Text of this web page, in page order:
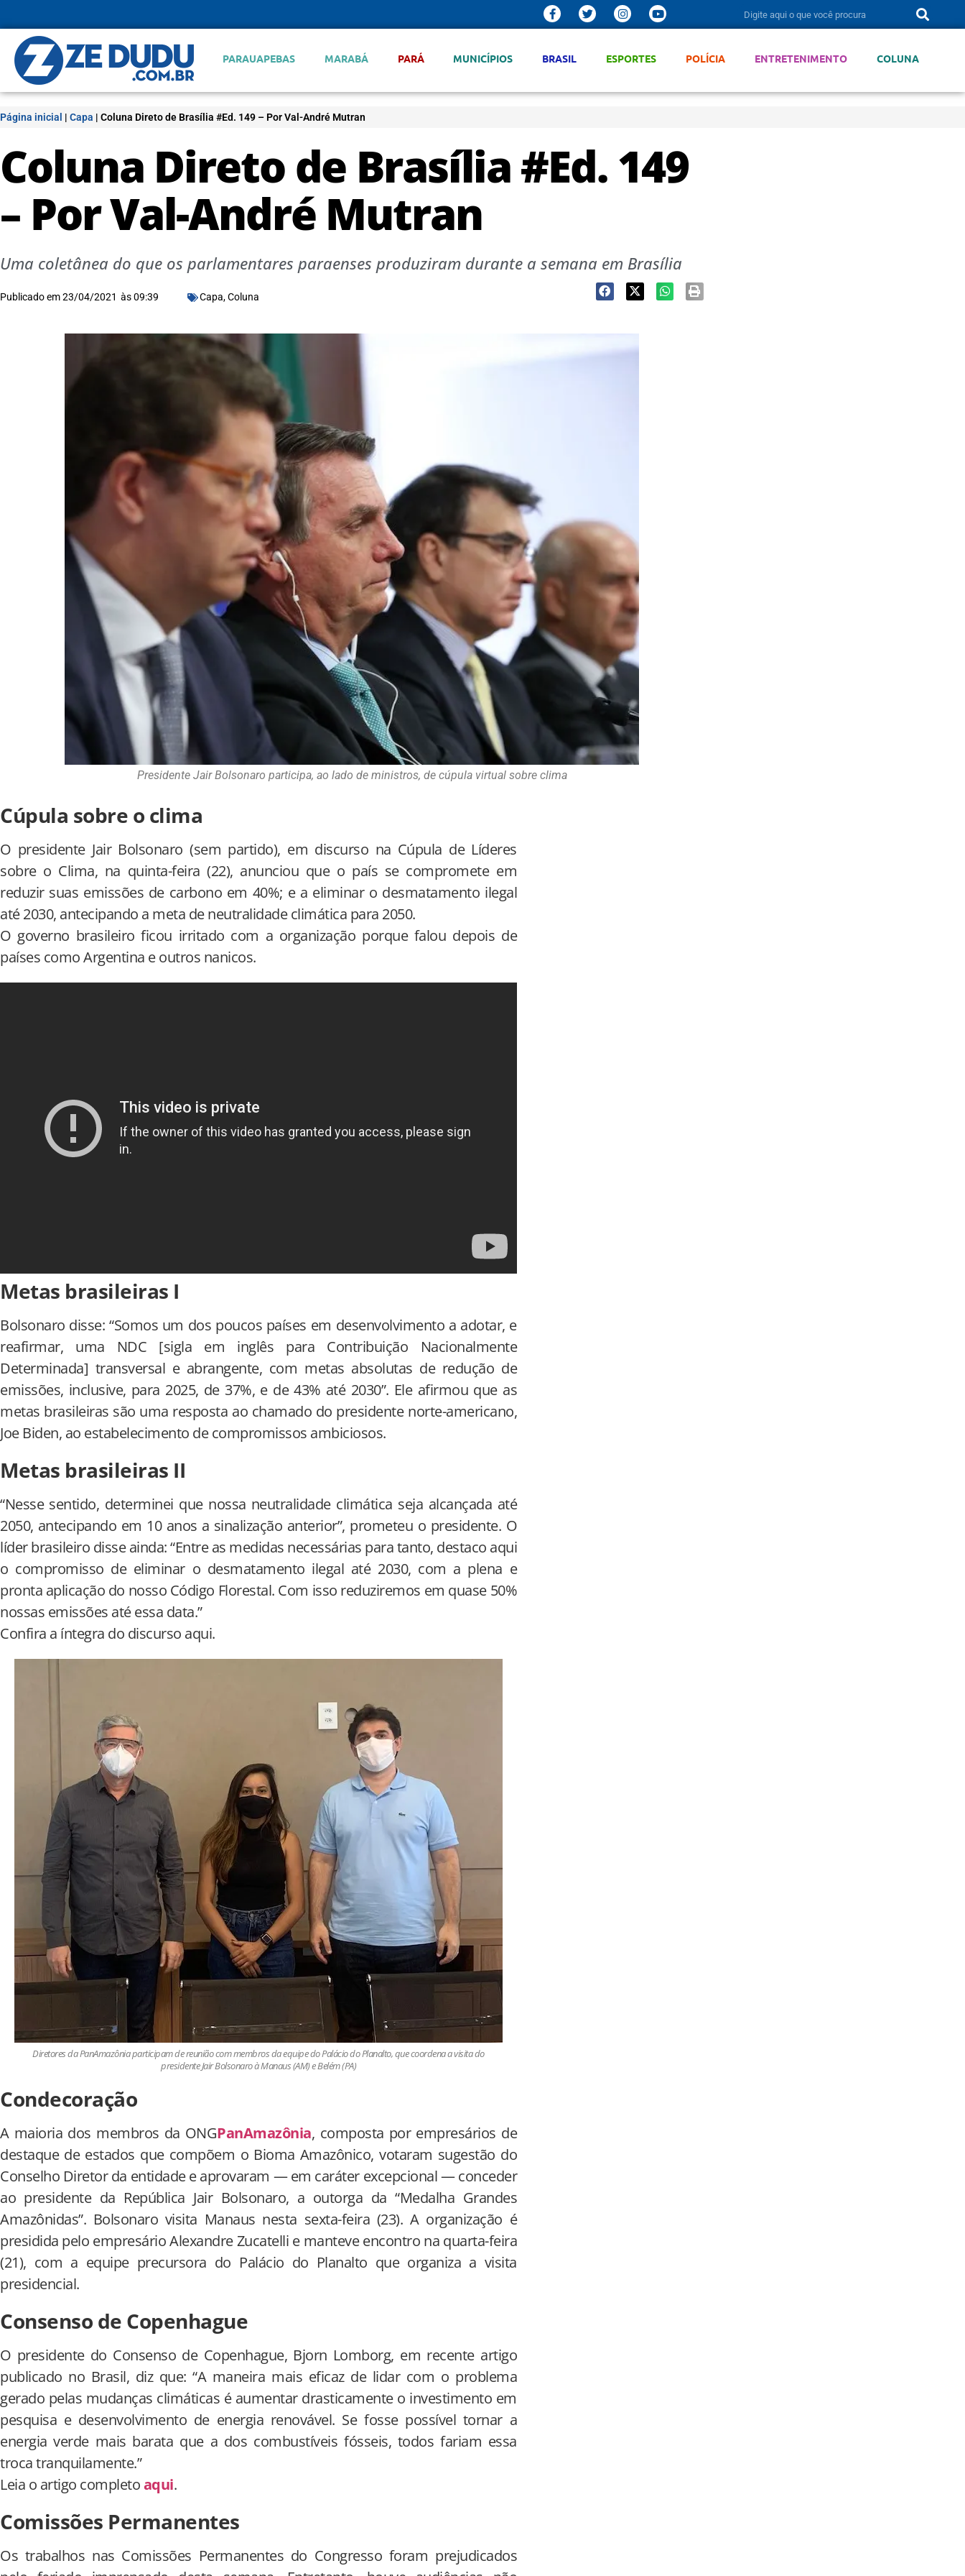
PARAUAPEBAS MARABÁ PARÁ MUNICÍPIOS BRASIL ESPORTES POLÍCIA ENTRETENIMENTO COLUNA
Página inicial | Capa | Coluna Direto de Brasília #Ed. 149 – Por Val-André Mutran
Coluna Direto de Brasília #Ed. 149
– Por Val-André Mutran
Uma coletânea do que os parlamentares paraenses produziram durante a semana em Brasília
Publicado em23/04/2021 às09:39 Capa,Coluna
Presidente Jair Bolsonaro participa, ao lado de ministros, de cúpula virtual sobre clima
Cúpula sobre o clima
O presidente Jair Bolsonaro (sem partido), em discurso na Cúpula de Líderes
sobre o Clima, na quinta-feira (22), anunciou que o país se compromete em
reduzir suas emissões de carbono em 40%; e a eliminar o desmatamento ilegal
até 2030, antecipando a meta de neutralidade climática para 2050.
O governo brasileiro ficou irritado com a organização porque falou depois de
países como Argentina e outros nanicos.
Metas brasileiras I
Bolsonaro disse: “Somos um dos poucos países em desenvolvimento a adotar, e
reafirmar, uma NDC [sigla em inglês para Contribuição Nacionalmente
Determinada] transversal e abrangente, com metas absolutas de redução de
emissões, inclusive, para 2025, de 37%, e de 43% até 2030”. Ele afirmou que as
metas brasileiras são uma resposta ao chamado do presidente norte-americano,
Joe Biden, ao estabelecimento de compromissos ambiciosos.
Metas brasileiras II
“Nesse sentido, determinei que nossa neutralidade climática seja alcançada até
2050, antecipando em 10 anos a sinalização anterior”, prometeu o presidente. O
líder brasileiro disse ainda: “Entre as medidas necessárias para tanto, destaco aqui
o compromisso de eliminar o desmatamento ilegal até 2030, com a plena e
pronta aplicação do nosso Código Florestal. Com isso reduziremos em quase 50%
nossas emissões até essa data.”
Confira a íntegra do discurso aqui.
Diretores da PanAmazônia participam de reunião com membros da equipe do Palácio do Planalto, que coordena a visita do
presidente Jair Bolsonaro à Manaus (AM) e Belém (PA)
Condecoração
A maioria dos membros da ONGPanAmazônia, composta por empresários de
destaque de estados que compõem o Bioma Amazônico, votaram sugestão do
Conselho Diretor da entidade e aprovaram — em caráter excepcional — conceder
ao presidente da República Jair Bolsonaro, a outorga da “Medalha Grandes
Amazônidas”. Bolsonaro visita Manaus nesta sexta-feira (23). A organização é
presidida pelo empresário Alexandre Zucatelli e manteve encontro na quarta-feira
(21), com a equipe precursora do Palácio do Planalto que organiza a visita
presidencial.
Consenso de Copenhague
O presidente do Consenso de Copenhague, Bjorn Lomborg, em recente artigo
publicado no Brasil, diz que: “A maneira mais eficaz de lidar com o problema
gerado pelas mudanças climáticas é aumentar drasticamente o investimento em
pesquisa e desenvolvimento de energia renovável. Se fosse possível tornar a
energia verde mais barata que a dos combustíveis fósseis, todos fariam essa
troca tranquilamente.”
Leia o artigo completoaqui.
Comissões Permanentes
Os trabalhos nas Comissões Permanentes do Congresso foram prejudicados